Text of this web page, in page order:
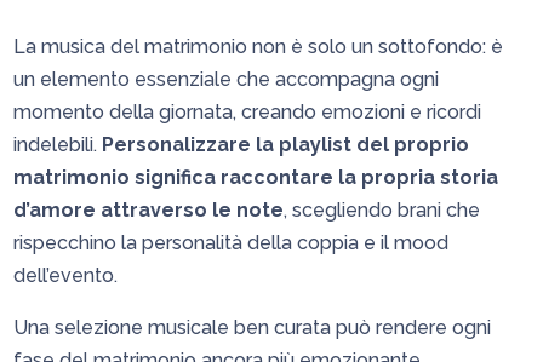
La musica del matrimonio non è solo un sottofondo: è
un elemento essenziale che accompagna ogni
momento della giornata, creando emozioni e ricordi
indelebili. Personalizzare la playlist del proprio
matrimonio significa raccontare la propria storia
d’amore attraverso le note, scegliendo brani che
rispecchino la personalità della coppia e il mood
dell’evento.
Una selezione musicale ben curata può rendere ogni